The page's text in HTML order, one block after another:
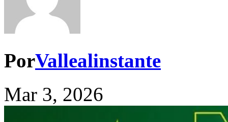
PorVallealinstante
Mar 3, 2026